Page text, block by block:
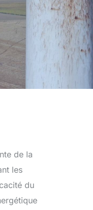
de la
les
du